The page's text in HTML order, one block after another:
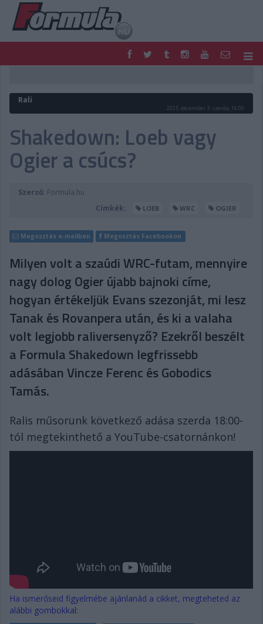
FORMULA
MOTOR
PODCAST
SHOP
LIVE
DIGITÁLIS MAGAZIN
Rali
2025. december 3. szerda, 16:00
Shakedown: Loeb vagy
Ogier a csúcs?
Szerző: Formula.hu
Címkék:
LOEB WRC OGIER
Megosztás e-mailben Megosztás Facebookon
Milyen volt a szaúdi WRC-futam, mennyire
nagy dolog Ogier újabb bajnoki címe,
hogyan értékeljük Evans szezonját, mi lesz
Tanak és Rovanpera után, és ki a valaha
volt legjobb raliversenyző? Ezekről beszélt
a Formula Shakedown legfrissebb
adásában Vincze Ferenc és Gobodics
Tamás.
Ralis műsorunk következő adása szerda 18:00-
tól megtekinthető a YouTube-csatornánkon!
Ha ismerőseid figyelmébe ajánlanád a cikket, megteheted az
alábbi gombokkal: